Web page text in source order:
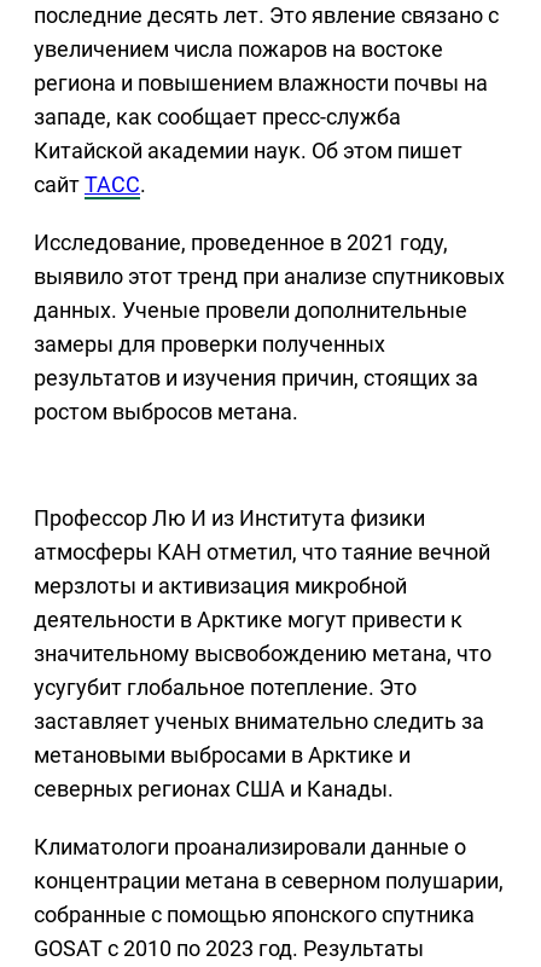
последние десять лет. Это явление связано с
увеличением числа пожаров на востоке
региона и повышением влажности почвы на
западе, как сообщает пресс-служба
Китайской академии наук. Об этом пишет
сайтТАСС.
Исследование, проведенное в 2021 году,
выявило этот тренд при анализе спутниковых
данных. Ученые провели дополнительные
замеры для проверки полученных
результатов и изучения причин, стоящих за
ростом выбросов метана.
Профессор Лю И из Института физики
атмосферы КАН отметил, что таяние вечной
мерзлоты и активизация микробной
деятельности в Арктике могут привести к
значительному высвобождению метана, что
усугубит глобальное потепление. Это
заставляет ученых внимательно следить за
метановыми выбросами в Арктике и
северных регионах США и Канады.
Климатологи проанализировали данные о
концентрации метана в северном полушарии,
собранные с помощью японского спутника
GOSAT с 2010 по 2023 год. Результаты